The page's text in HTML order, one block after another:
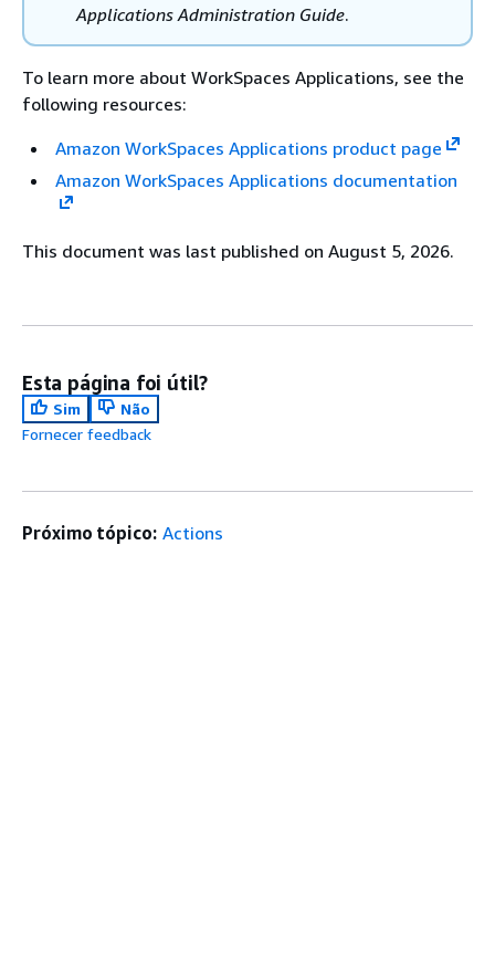
Applications Administration Guide.
To learn more about WorkSpaces Applications, see the
following resources:
Amazon WorkSpaces Applications product page
Amazon WorkSpaces Applications documentation
This document was last published on August 5, 2026.
Esta página foi útil?
Sim
Não
Fornecer feedback
Próximo tópico: Actions